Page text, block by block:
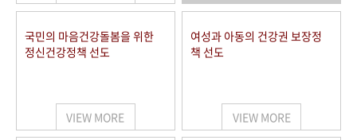
국민의 마음건강돌봄을 위한
정신건강정책 선도
VIEW MORE
여성과 아동의 건강권 보장정
책 선도
VIEW MORE